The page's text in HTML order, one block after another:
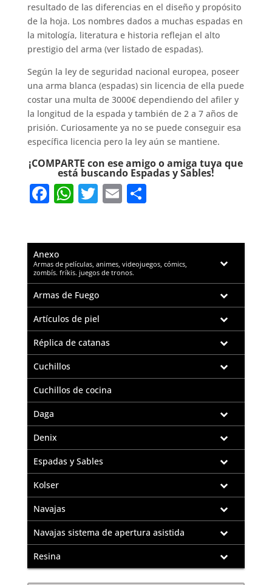
resultado de las diferencias en el diseño y propósito
de la hoja. Los nombres dados a muchas espadas en
la mitología, literatura e historia reflejan el alto
prestigio del arma (ver listado de espadas).
Según la ley de seguridad nacional europea, poseer
una arma blanca (espadas) sin licencia de ella puede
costar una multa de 3000€ dependiendo del afiler y
la longitud de la espada y también de 2 a 7 años de
prisión. Curiosamente ya no se puede conseguir esa
específica licencia pero la ley aún se mantiene.
¡COMPARTE con ese amigo o amiga tuya que
está buscando Espadas y Sables!
F
e
b
o
o
k
W
s
A
p
p
T
te
r
E
l
S
e
Anexo
–
Armas de películas, animes, videojuegos, cómics,
zombís. fríkis. juegos de tronos.
Armas de Fuego
Artículos de piel
Réplica de catanas
Cuchillos
Cuchillos de cocina
Daga
Denix
Espadas y Sables
Kolser
Navajas
Navajas sistema de apertura asistida
Resina